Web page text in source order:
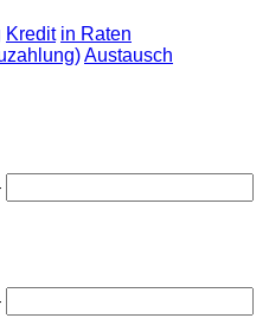
Kredit in Raten
Austausch